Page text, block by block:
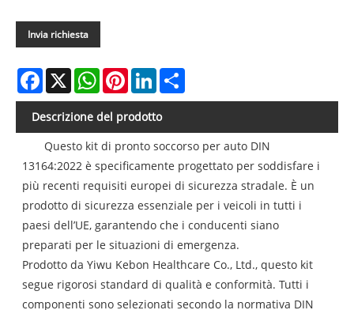
Invia richiesta
Facebook
X WhatsAppPinterestLinkedIn
Descrizione del prodotto
Questo kit di pronto soccorso per auto DIN
13164:2022 è specificamente progettato per soddisfare i
più recenti requisiti europei di sicurezza stradale. È un
prodotto di sicurezza essenziale per i veicoli in tutti i
paesi dell’UE, garantendo che i conducenti siano
preparati per le situazioni di emergenza.
Prodotto da Yiwu Kebon Healthcare Co., Ltd., questo kit
segue rigorosi standard di qualità e conformità. Tutti i
componenti sono selezionati secondo la normativa DIN